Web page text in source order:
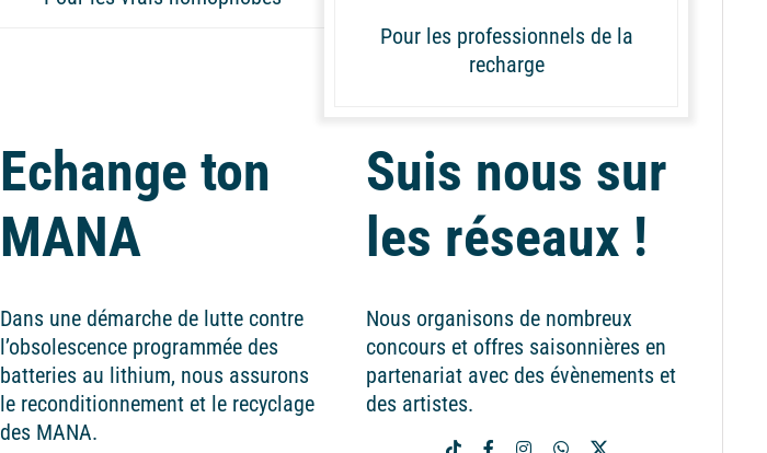
Pour les professionnels de la
recharge
Echange ton
MANA
Dans une démarche de lutte contre
l’obsolescence programmée des
batteries au lithium, nous assurons
le reconditionnement et le recyclage
des MANA.
Suis nous sur
les réseaux !
Nous organisons de nombreux
concours et offres saisonnières en
partenariat avec des évènements et
des artistes.